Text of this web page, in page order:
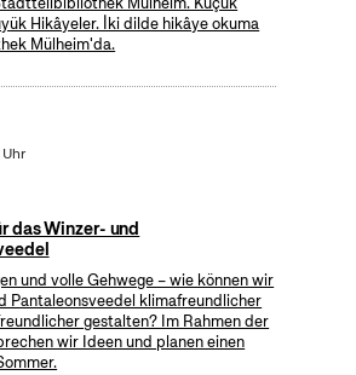
Hikâyeler. İki dilde hikâye okuma
Mülheim'da.
das Winzer- und
und volle Gehwege – wie können wir
Pantaleonsveedel klimafreundlicher
gestalten? Im Rahmen der
wir Ideen und planen einen